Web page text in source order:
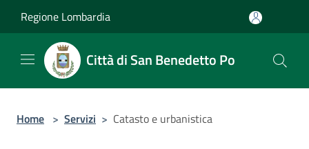
Regione Lombardia
Città di San Benedetto Po
Home > Servizi > Catasto e urbanistica